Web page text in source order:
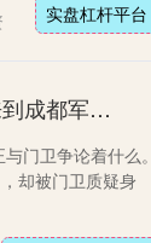
实盘杠杆平台
重庆股票配资公司 1973年，一供销社员工来到成都军区，说出名字后立即送见秦基伟
门卫争论着什么。
却被门卫质疑身